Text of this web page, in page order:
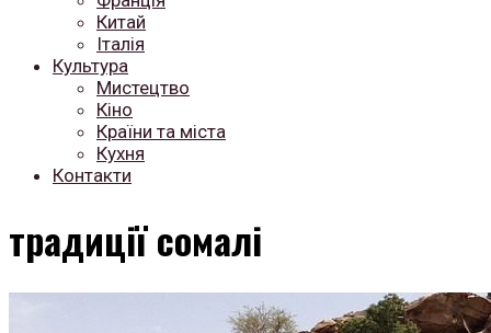
Китай
Італія
Культура
Мистецтво
Кіно
Країни та міста
Кухня
Контакти
традиції сомалі